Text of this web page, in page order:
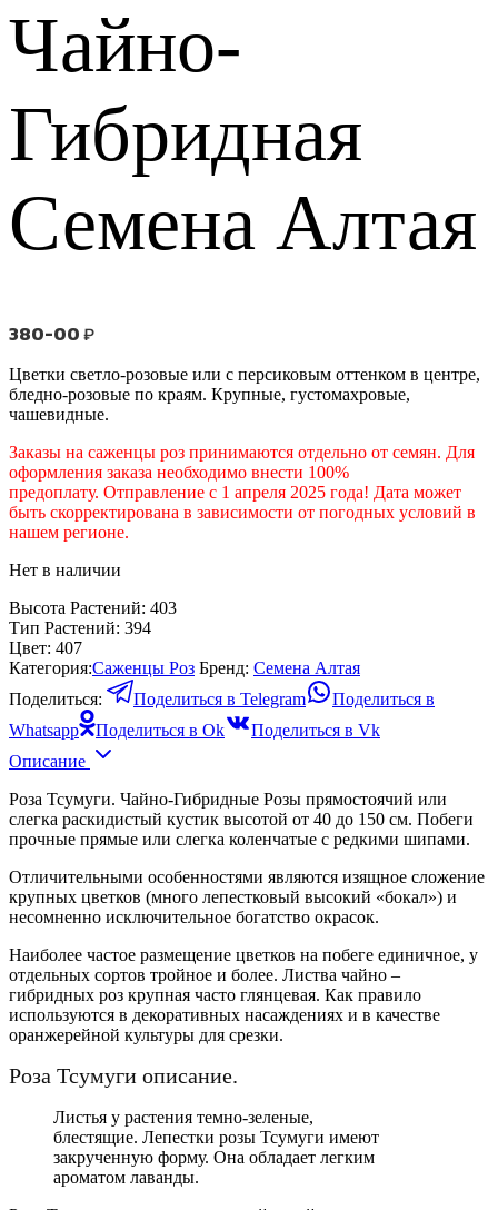
Чайно-
Гибридная
Семена Алтая
380-00₽
Цветки светло-розовые или с персиковым оттенком в центре,
бледно-розовые по краям. Крупные, густомахровые,
чашевидные.
Заказы на саженцы роз принимаются отдельно от семян. Для
оформления заказа необходимо внести 100%
предоплату. Отправление с 1 апреля 2025 года! Дата может
быть скорректирована в зависимости от погодных условий в
нашем регионе.
Нет в наличии
Высота Растений: 403
Тип Растений: 394
Цвет: 407
Категория:Саженцы Роз Бренд: Семена Алтая
Поделиться:
Поделиться в Telegram
Поделиться в
Whatsapp
Поделиться в Ok
Поделиться в Vk
Описание
Роза Тсумуги. Чайно-Гибридные Розы прямостоячий или
слегка раскидистый кустик высотой от 40 до 150 см. Побеги
прочные прямые или слегка коленчатые с редкими шипами.
Отличительными особенностями являются изящное сложение
крупных цветков (много лепестковый высокий «бокал») и
несомненно исключительное богатство окрасок.
Наиболее частое размещение цветков на побеге единичное, у
отдельных сортов тройное и более. Листва чайно –
гибридных роз крупная часто глянцевая. Как правило
используются в декоративных насаждениях и в качестве
оранжерейной культуры для срезки.
Роза Тсумуги описание.
Листья у растения темно-зеленые,
блестящие. Лепестки розы Тсумуги имеют
закрученную форму. Она обладает легким
ароматом лаванды.